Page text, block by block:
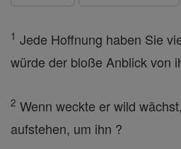
1 Jede Hoffnung haben Sie
würde der bloße Anblick von
2 Wenn weckte er wild
aufstehen, um ihn ?